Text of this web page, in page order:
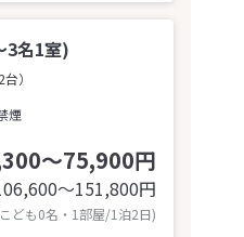
3名1室)
）
煙
～75,900円
〜151,800円
ども0名・1部屋/1泊2日)